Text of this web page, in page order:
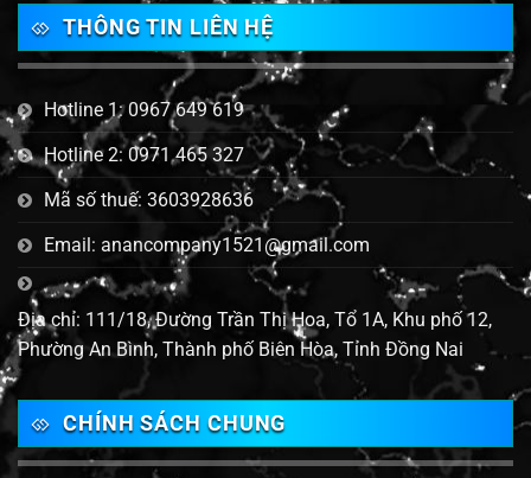
THÔNG TIN LIÊN HỆ
Hotline 1: 0967 649 619
Hotline 2: 0971 465 327
Mã số thuế: 3603928636
Email: anancompany1521@gmail.com
Địa chỉ: 111/18, Đường Trần Thị Hoa, Tổ 1A, Khu phố 12,
Phường An Bình, Thành phố Biên Hòa, Tỉnh Đồng Nai
CHÍNH SÁCH CHUNG